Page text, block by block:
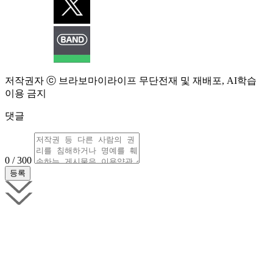
저작권자 ⓒ 브라보마이라이프 무단전재 및 재배포, AI학습
이용 금지
댓글
0 / 300